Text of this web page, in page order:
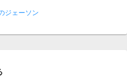
ジェーソン